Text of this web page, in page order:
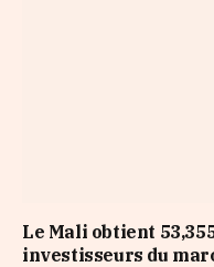
Le Mali obtient
investisseurs du